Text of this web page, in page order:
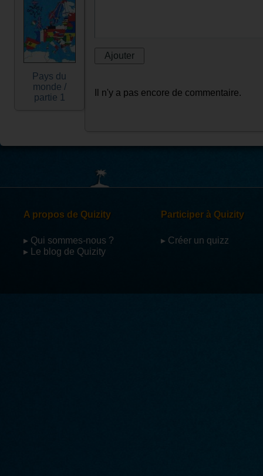
Pays du
monde /
partie 1
Il n'y a pas encore de commentaire.
A propos de Quizity
▸ Qui sommes-nous ?
▸ Le blog de Quizity
Participer à Quizity
▸ Créer un quizz